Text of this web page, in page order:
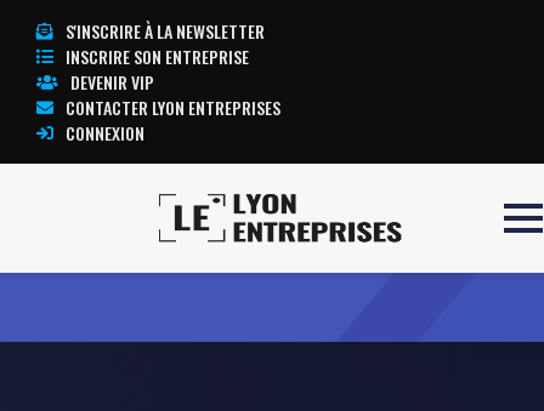
S'INSCRIRE À LA NEWSLETTER
INSCRIRE SON ENTREPRISE
DEVENIR VIP
CONTACTER LYON ENTREPRISES
CONNEXION